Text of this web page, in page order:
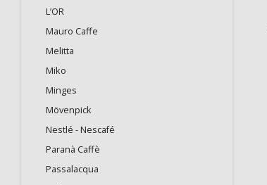
L’OR
Mauro Caffe
Melitta
Miko
Minges
Mövenpick
Nestlé - Nescafé
Paranà Caffè
Passalacqua